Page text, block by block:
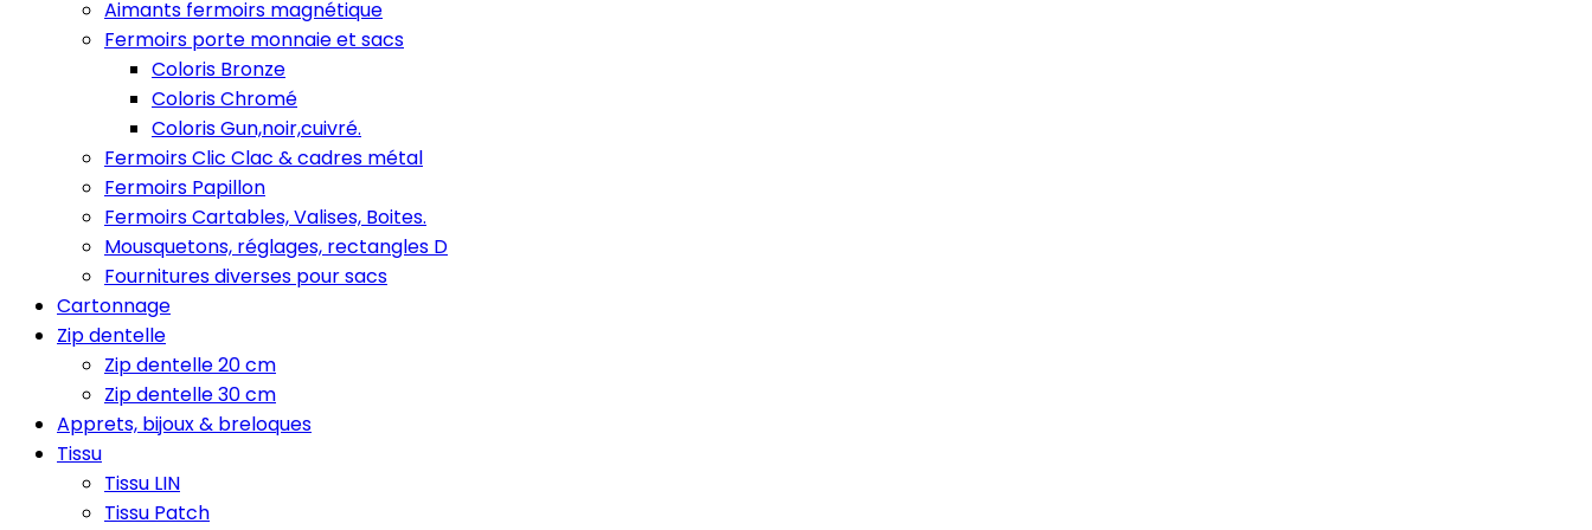
Aimants fermoirs magnétique
Fermoirs porte monnaie et sacs
Coloris Bronze
Coloris Chromé
Coloris Gun,noir,cuivré.
Fermoirs Clic Clac & cadres métal
Fermoirs Papillon
Fermoirs Cartables, Valises, Boites.
Mousquetons, réglages, rectangles D
Fournitures diverses pour sacs
Cartonnage
Zip dentelle
Zip dentelle 20 cm
Zip dentelle 30 cm
Apprets, bijoux & breloques
Tissu
Tissu LIN
Tissu Patch